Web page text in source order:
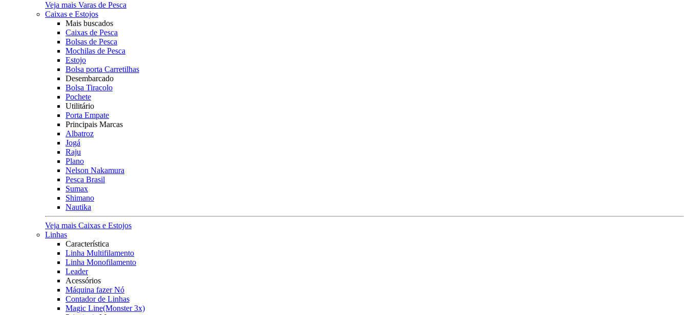
Veja mais Varas de Pesca
Caixas e Estojos
Mais buscados
Caixas de Pesca
Bolsas de Pesca
Mochilas de Pesca
Estojo
Bolsa porta Carretilhas
Desembarcado
Bolsa Tiracolo
Pochete
Utilitário
Porta Empate
Principais Marcas
Albatroz
Jogá
Raju
Plano
Nelson Nakamura
Pesca Brasil
Sumax
Shimano
Nautika
Veja mais Caixas e Estojos
Linhas
Característica
Linha Multifilamento
Linha Monofilamento
Leader
Acessórios
Máquina fazer Nó
Contador de Linhas
Magic Line(Monster 3x)